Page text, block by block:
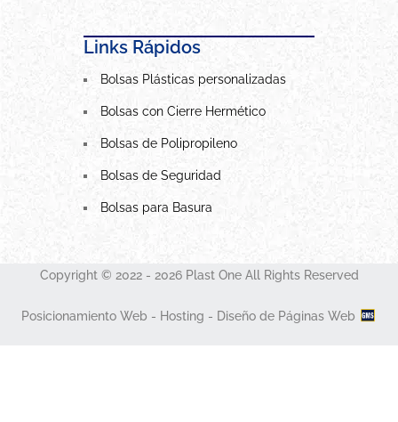
Links Rápidos
Bolsas Plásticas personalizadas
Bolsas con Cierre Hermético
Bolsas de Polipropileno
Bolsas de Seguridad
Bolsas para Basura
Copyright © 2022 - 2026 Plast One All Rights Reserved
Posicionamiento Web - Hosting - Diseño de Páginas Web